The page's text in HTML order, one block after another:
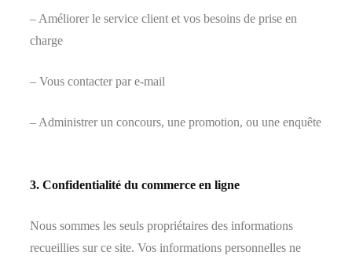
– Améliorer le service client et vos besoins de prise en
charge
– Vous contacter par e-mail
– Administrer un concours, une promotion, ou une enquête
3. Confidentialité du commerce en ligne
Nous sommes les seuls propriétaires des informations
recueillies sur ce site. Vos informations personnelles ne